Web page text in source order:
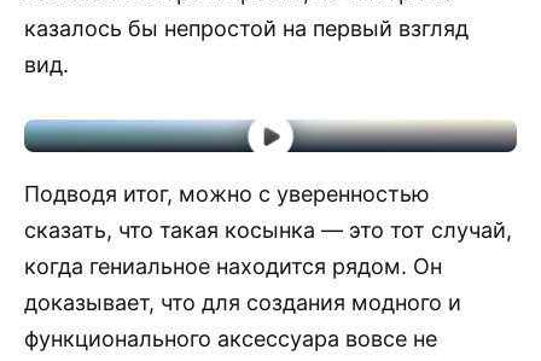
казалось бы непростой на первый взгляд
вид.
Подводя итог, можно с уверенностью
сказать, что такая косынка — это тот случай,
когда гениальное находится рядом. Он
доказывает, что для создания модного и
функционального аксессуара вовсе не